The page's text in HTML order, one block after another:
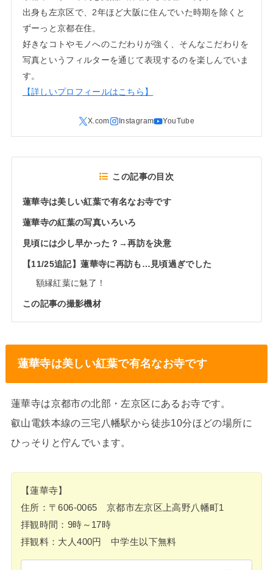
出身も左京区で、2年ほど大阪に住んでいた時期を除くと
ずーっと京都在住。
好きなコトやモノへのこだわりが強く、そんなこだわりを
写真というフィルターを通じて表現するのを楽しんでいま
す。
【詳しいプロフィールはこちら】
この記事の目次
蓮華寺は美しい紅葉で有名なお寺です
蓮華寺の紅葉の写真いろいろ
見頃には少し早かった？→再訪を決意
【11/25追記】蓮華寺に再訪も…見頃過ぎでした
額縁紅葉に魅了！
この記事の撮影機材
蓮華寺は美しい紅葉で有名なお寺です
蓮華寺は京都市の北部・左京区にあるお寺です。
叡山電鉄本線の三宅八幡駅から徒歩10分ほどの場所に
ひっそりと佇んでいます。
【蓮華寺】
住所：〒606-0065 京都市左京区上高野八幡町1
拝観時間：9時～17時
拝観料：大人400円 中学生以下無料